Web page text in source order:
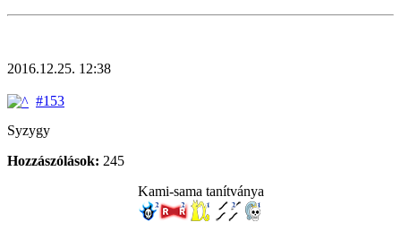
2016.12.25. 12:38
#153
Syzygy
Hozzászólások: 245
Kami-sama tanítványa